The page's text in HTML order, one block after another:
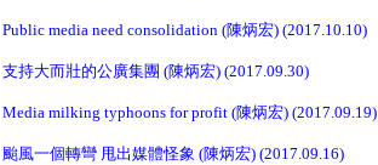
Public media need consolidation (陳炳宏) (2017.10.10)
支持大而壯的公廣集團 (陳炳宏) (2017.09.30)
Media milking typhoons for profit (陳炳宏) (2017.09.19)
颱風一個轉彎 甩出媒體怪象 (陳炳宏) (2017.09.16)